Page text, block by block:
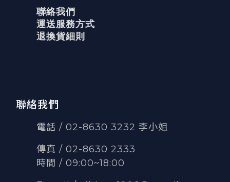
聯絡我們
運送服務方式
退換貨細則
聯絡我們
電話 / 02-8630 3232 李小姐
傳真 / 02-8630 2333
時間 / 09:00~18:00